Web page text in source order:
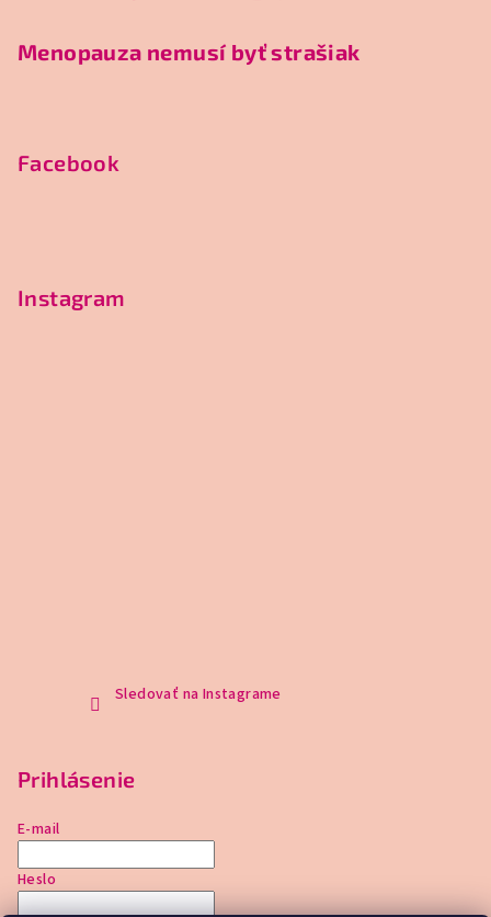
Menopauza nemusí byť strašiak
Facebook
Instagram
Sledovať na Instagrame
Prihlásenie
E-mail
Heslo